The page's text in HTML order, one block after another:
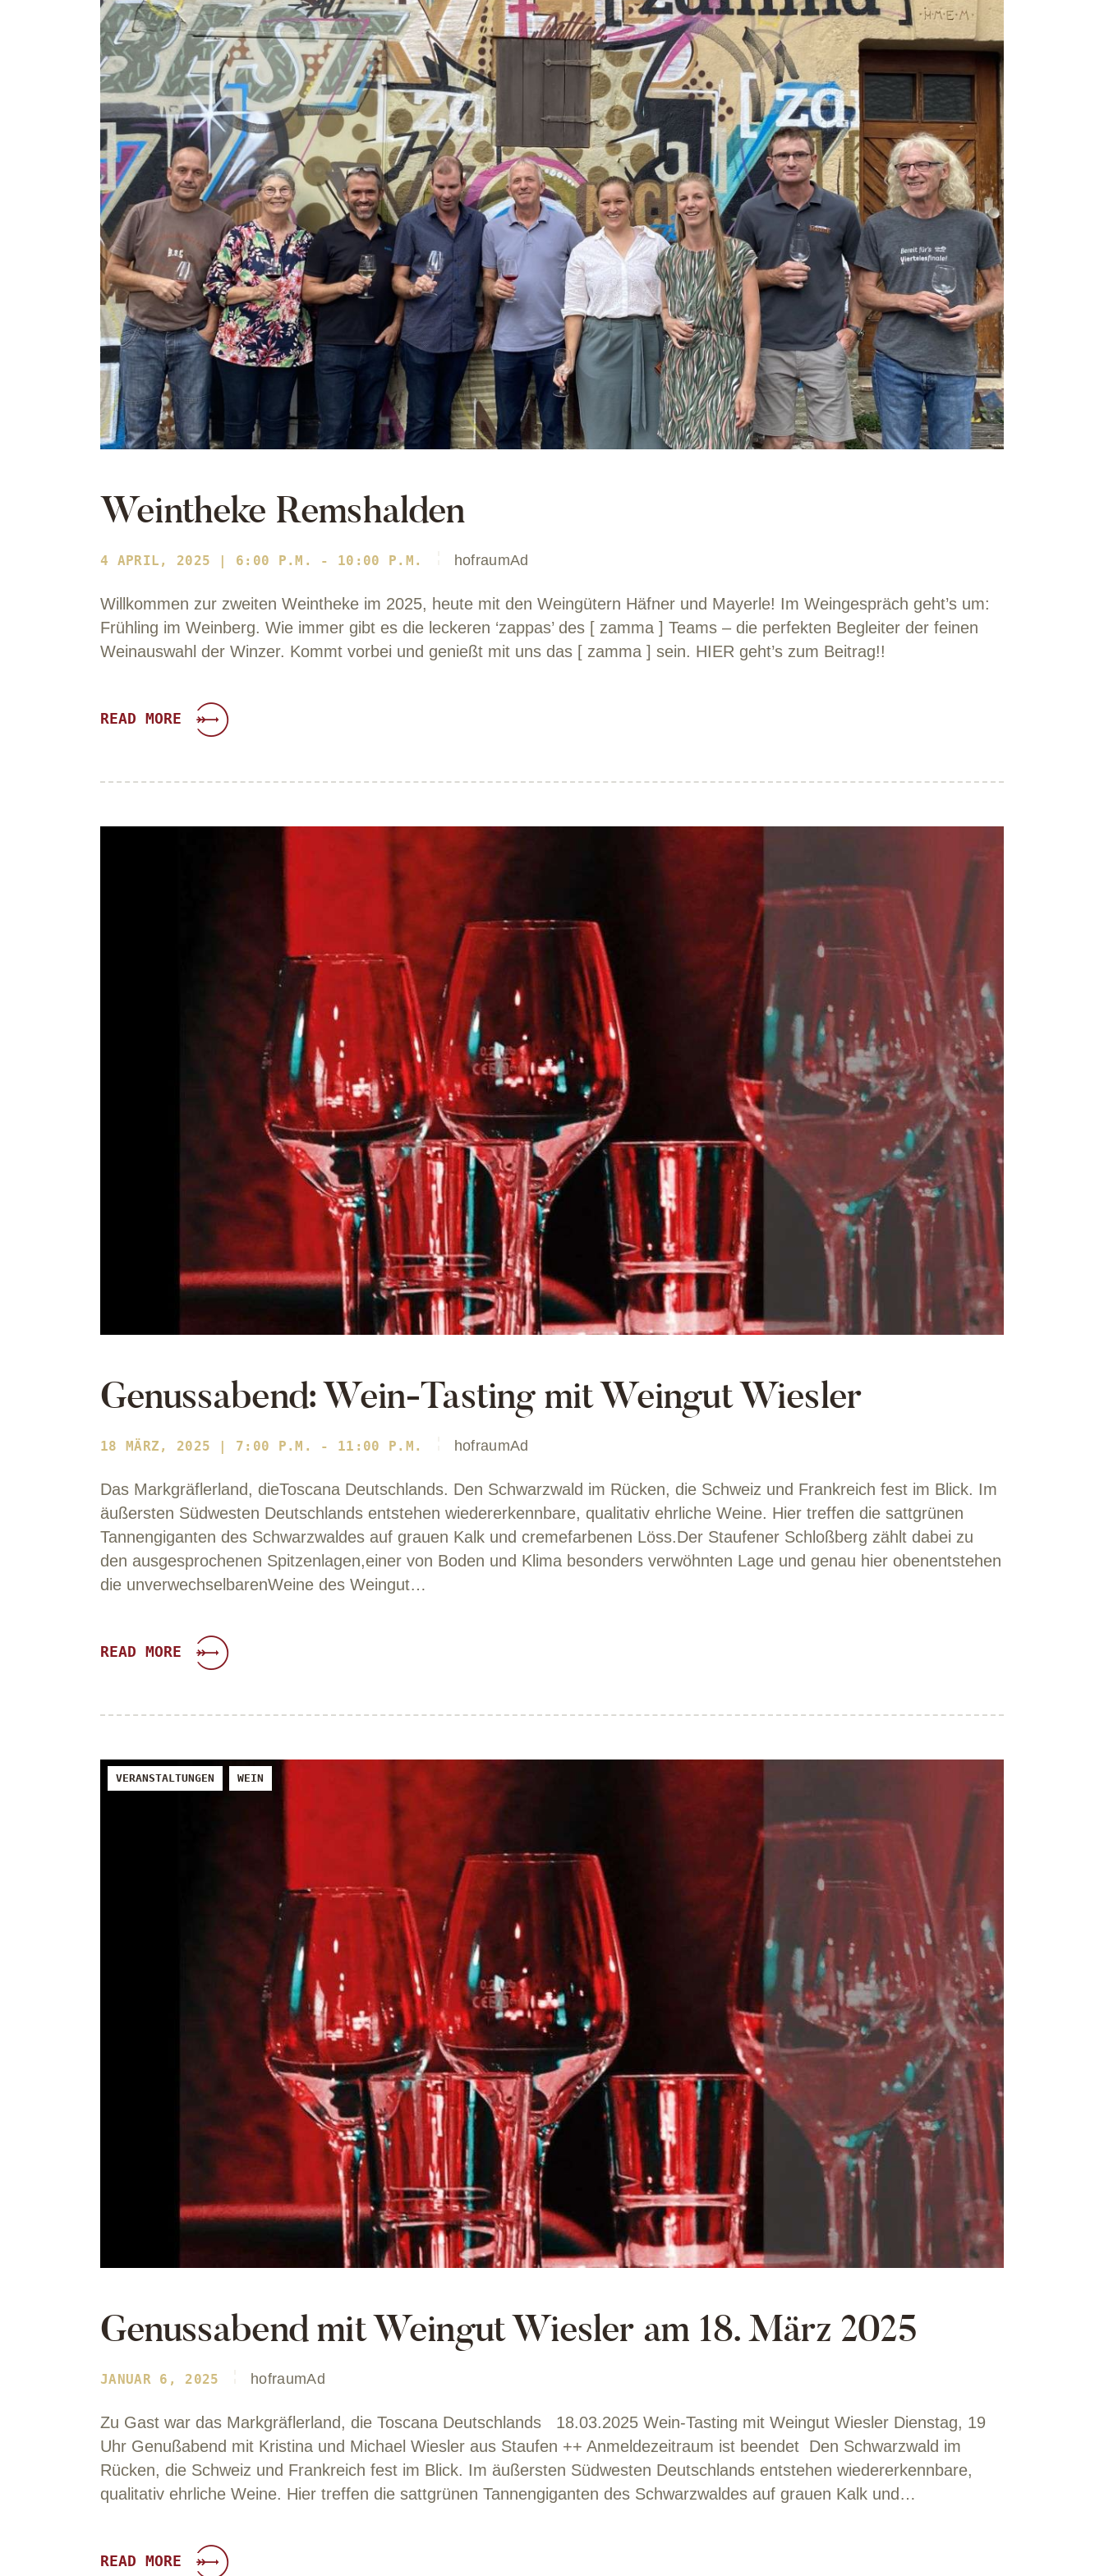
Weintheke Remshalden
4 APRIL, 2025 | 6:00 P.M. - 10:00 P.M. hofraumAd
Willkommen zur zweiten Weintheke im 2025, heute mit den Weingütern Häfner und Mayerle! Im Weingespräch geht’s um:
Frühling im Weinberg. Wie immer gibt es die leckeren ‘zappas’ des [ zamma ] Teams – die perfekten Begleiter der feinen
Weinauswahl der Winzer. Kommt vorbei und genießt mit uns das [ zamma ] sein. HIER geht’s zum Beitrag!!
READ MORE
Genussabend: Wein-Tasting mit Weingut Wiesler
18 MÄRZ, 2025 | 7:00 P.M. - 11:00 P.M. hofraumAd
Das Markgräflerland, dieToscana Deutschlands. Den Schwarzwald im Rücken, die Schweiz und Frankreich fest im Blick. Im
äußersten Südwesten Deutschlands entstehen wiedererkennbare, qualitativ ehrliche Weine. Hier treffen die sattgrünen
Tannengiganten des Schwarzwaldes auf grauen Kalk und cremefarbenen Löss.Der Staufener Schloßberg zählt dabei zu
den ausgesprochenen Spitzenlagen,einer von Boden und Klima besonders verwöhnten Lage und genau hier obenentstehen
die unverwechselbarenWeine des Weingut…
READ MORE
VERANSTALTUNGEN WEIN
Genussabend mit Weingut Wiesler am 18. März 2025
JANUAR 6, 2025 hofraumAd
Zu Gast war das Markgräflerland, die Toscana Deutschlands 18.03.2025 Wein-Tasting mit Weingut Wiesler Dienstag, 19
Uhr Genußabend mit Kristina und Michael Wiesler aus Staufen ++ Anmeldezeitraum ist beendet Den Schwarzwald im
Rücken, die Schweiz und Frankreich fest im Blick. Im äußersten Südwesten Deutschlands entstehen wiedererkennbare,
qualitativ ehrliche Weine. Hier treffen die sattgrünen Tannengiganten des Schwarzwaldes auf grauen Kalk und…
READ MORE